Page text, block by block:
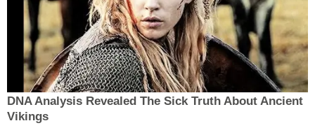
DNA Analysis Revealed The Sick Truth About Ancient
Vikings